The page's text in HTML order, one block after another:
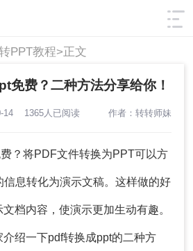
筛选
PPT教程>正文
免费？二种方法分享给你！
14 1365人已阅读 作者：转转师妹
？将PDF文件转换为PPT可以方
息转化为演示文稿。这样做的好
档内容，使演示更加生动有趣。
绍一下pdf转换成ppt的二种方